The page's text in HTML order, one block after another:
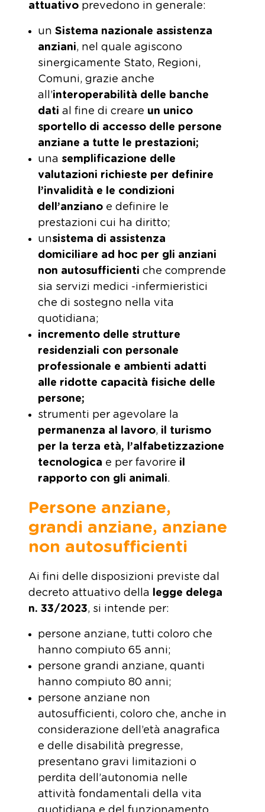
attuativo prevedono in generale:
un Sistema nazionale assistenza
anziani, nel quale agiscono
sinergicamente Stato, Regioni,
Comuni, grazie anche
all’interoperabilità delle banche
dati al fine di creare un unico
sportello di accesso delle persone
anziane a tutte le prestazioni;
una semplificazione delle
valutazioni richieste per definire
l’invalidità e le condizioni
dell’anziano e definire le
prestazioni cui ha diritto;
unsistema di assistenza
domiciliare ad hoc per gli anziani
non autosufficienti che comprende
sia servizi medici -infermieristici
che di sostegno nella vita
quotidiana;
incremento delle strutture
residenziali con personale
professionale e ambienti adatti
alle ridotte capacità fisiche delle
persone;
strumenti per agevolare la
permanenza al lavoro, il turismo
per la terza età, l’alfabetizzazione
tecnologica e per favorire il
rapporto con gli animali.
Persone anziane,
grandi anziane, anziane
non autosufficienti
Ai fini delle disposizioni previste dal
decreto attuativo della legge delega
n. 33/2023, si intende per:
persone anziane, tutti coloro che
hanno compiuto 65 anni;
persone grandi anziane, quanti
hanno compiuto 80 anni;
persone anziane non
autosufficienti, coloro che, anche in
considerazione dell’età anagrafica
e delle disabilità pregresse,
presentano gravi limitazioni o
perdita dell’autonomia nelle
attività fondamentali della vita